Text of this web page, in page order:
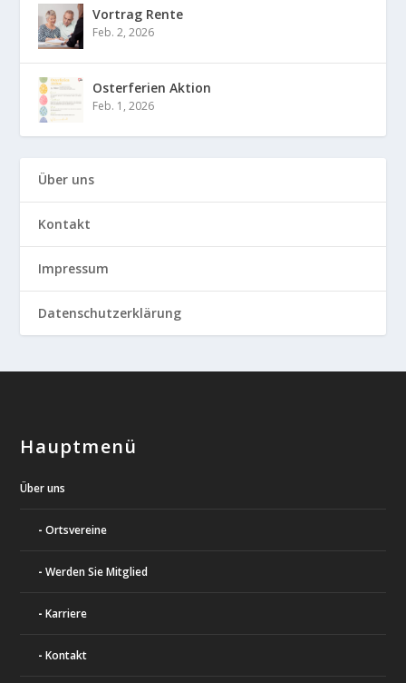
Vortrag Rente
Feb. 2, 2026
Osterferien Aktion
Feb. 1, 2026
Über uns
Kontakt
Impressum
Datenschutzerklärung
Hauptmenü
Über uns
Ortsvereine
Werden Sie Mitglied
Karriere
Kontakt